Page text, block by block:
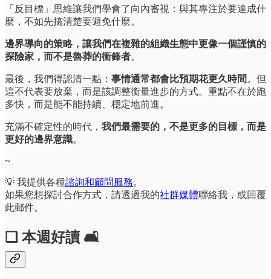
「反目標」思維讓我們學會了向內審視：與其專注於要達成什
麼，不如先搞清楚要避免什麼。
邊界導向的策略，讓我們在複雜的組織生態中更像一個謹慎的
探險家，而不是魯莽的衝鋒者。
最後，我們得認清一點： 事情通常都會比預期花更久時間 。但
這不代表要放棄，而是該調整衡量進步的方式。重點不在於跑
多快，而是能不能持續、穩定地前進。
充滿不確定性的時代， 我們最需要的，不是更多的目標，而是
更好的邊界意識。
~
💡 我提供各種諮詢和顧問服務。
如果您想探討合作方式，請透過我的社群媒體聯絡我，或回覆
此郵件。
❏ 本週好讀 🛋️